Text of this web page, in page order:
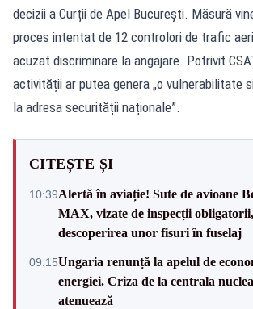
decizii a Curții de Apel București. Măsură
proces intentat de 12 controlori de trafic
acuzat discriminare la angajare. Potrivit
activității ar putea genera „o vulnerabilitate
la adresa securității naționale”.
CITEȘTE ȘI
10:39Alertă în aviație! Sute de avioane
MAX, vizate de inspecții
descoperirea unor fisuri în fuselaj
09:15Ungaria renunță la apelul de
energiei. Criza de la centrala
atenuează